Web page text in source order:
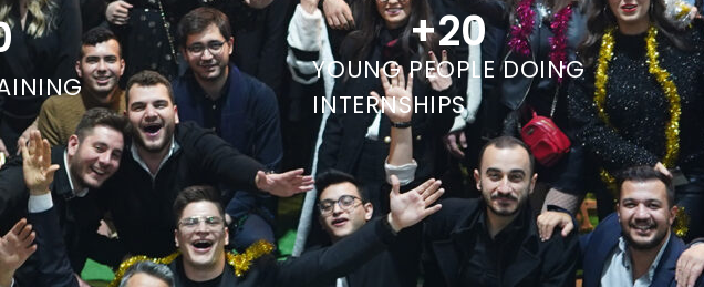
YOUNG PEOPLE DOING
INTERNSHIPS
+20